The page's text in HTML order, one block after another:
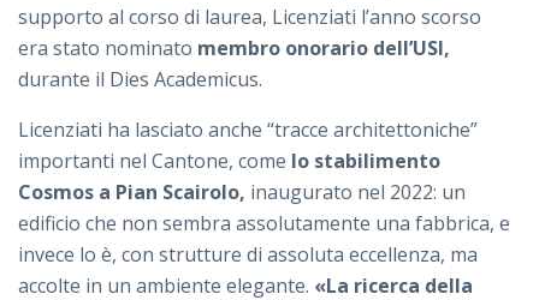
supporto al corso di laurea, Licenziati l’anno scorso
era stato nominato membro onorario dell’USI,
durante il Dies Academicus.
Licenziati ha lasciato anche “tracce architettoniche”
importanti nel Cantone, come lo stabilimento
Cosmos a Pian Scairolo, inaugurato nel 2022: un
edificio che non sembra assolutamente una fabbrica, e
invece lo è, con strutture di assoluta eccellenza, ma
accolte in un ambiente elegante. «La ricerca della